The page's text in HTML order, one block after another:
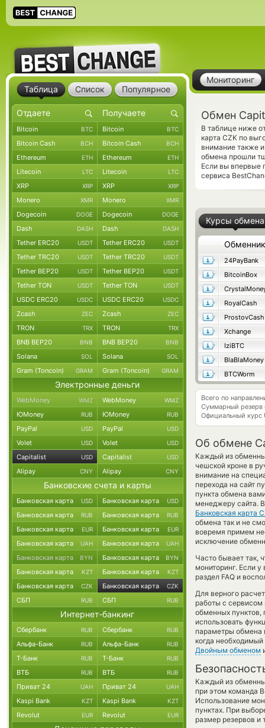
Мониторинг
Обмен
В таблице ниже
карта CZK по
внимание также
обмена прошли
Если вы впервые
сервиса
Курсы обмена
Обменник
24PayBank
BitcoinBox
RoyalCash
ProstovCash
Xchange
IziBTC
BlaBlaMoney
BTCWorm
Всего по
Суммарный резерв
Официальный курс
Об обмене
Каждый из
чешской кроне в
внимание на
перехода на сайт
пункта обмена
менеджеру сайта.
Банковская карта
обмена так и не
вовремя примем
исключение
Часто бывает так,
мониторинг. Если
раздел FAQ и
Для верного
работы с
обменных
использовать
параметры обмена
когда
Двойным обменом
Каждый из
при этом команда
Использование
пунктах. При
размер резервов и
Таблица Список Популярное
Bitcoin BTC Bitcoin BTC
Bitcoin Cash BCH Bitcoin Cash BCH
Ethereum ETH Ethereum ETH
Litecoin LTC Litecoin LTC
XRP XRP XRP XRP
Monero XMR Monero XMR
Dogecoin DOGE Dogecoin DOGE
Dash DASH Dash DASH
Tether ERC20 USDT Tether ERC20 USDT
Tether TRC20 USDT Tether TRC20 USDT
Tether BEP20 USDT Tether BEP20 USDT
Tether TON USDT Tether TON USDT
USDC ERC20 USDC USDC ERC20 USDC
Zcash ZEC Zcash ZEC
TRON TRX TRON TRX
BNB BEP20 BNB BNB BEP20 BNB
Solana SOL Solana SOL
Gram (Toncoin) GRAM Gram (Toncoin) GRAM
Электронные деньги
WebMoney WMZ WebMoney WMZ
ЮMoney RUB ЮMoney RUB
PayPal USD PayPal USD
Volet USD Volet USD
Capitalist USD Capitalist USD
Alipay CNY Alipay CNY
Банковские счета и карты
Банковская карта USD Банковская карта USD
Банковская карта RUB Банковская карта RUB
Банковская карта EUR Банковская карта EUR
Банковская карта UAH Банковская карта UAH
Банковская карта BYN Банковская карта BYN
Банковская карта KZT Банковская карта KZT
Банковская карта CZK Банковская карта CZK
СБП RUB СБП RUB
Интернет-банкинг
Сбербанк RUB Сбербанк RUB
Альфа-Банк RUB Альфа-Банк RUB
Т-Банк RUB Т-Банк RUB
ВТБ RUB ВТБ RUB
Приват 24 UAH Приват 24 UAH
Kaspi Bank KZT Kaspi Bank KZT
Revolut EUR Revolut EUR